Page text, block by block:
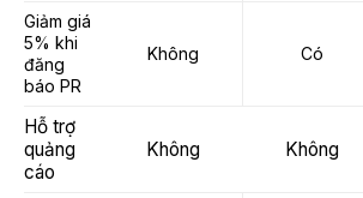
Giảm giá
5% khi
đăng
báo PR
Không Có
Hỗ trợ
quảng
cáo
Không Không